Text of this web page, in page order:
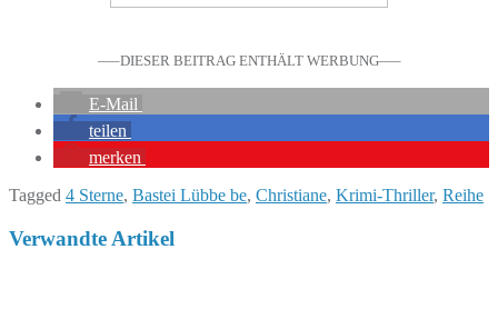
—–DIESER BEITRAG ENTHÄLT WERBUNG—–
E-Mail
teilen
merken
Tagged 4 Sterne, Bastei Lübbe be, Christiane, Krimi-Thriller, Reihe
Verwandte Artikel